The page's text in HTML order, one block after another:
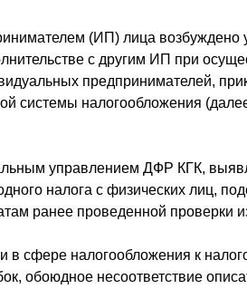
(ИП) лица возбуждено
с другим ИП при
предпринимателей,
системы налогообложения
управлением ДФР КГК,
налога с физических лиц,
ранее проведенной
сфере налогообложения к
обоюдное несоответствие